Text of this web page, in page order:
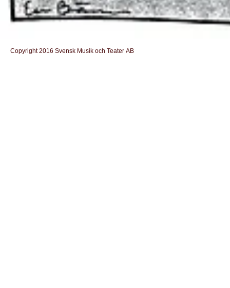
Copyright 2016 Svensk Musik och Teater AB